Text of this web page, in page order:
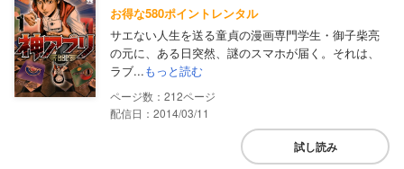
お得な580ポイントレンタル
サエない人生を送る童貞の漫画専門学生・御子柴亮
の元に、ある日突然、謎のスマホが届く。それは、
ラブ...もっと読む
212
配信日：2014/03/11
試し読み